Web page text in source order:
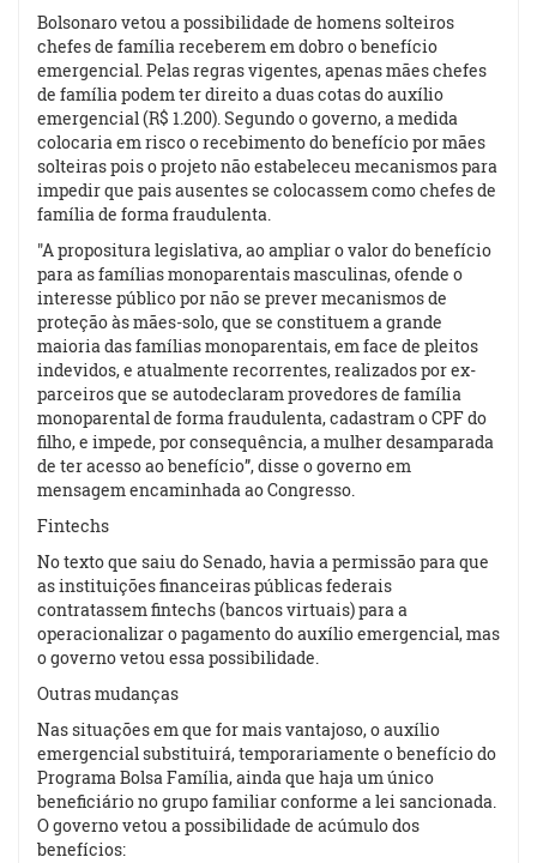
Bolsonaro vetou a possibilidade de homens solteiros
chefes de família receberem em dobro o benefício
emergencial. Pelas regras vigentes, apenas mães chefes
de família podem ter direito a duas cotas do auxílio
emergencial (R$ 1.200). Segundo o governo, a medida
colocaria em risco o recebimento do benefício por mães
solteiras pois oprojetonão estabeleceu mecanismos para
impedir que pais ausentes se colocassem como chefes de
família de forma fraudulenta.
"A propositura legislativa, ao ampliar o valor do benefício
para as famílias monoparentais masculinas, ofende o
interesse público por não se prever mecanismos de
proteção às mães-solo, que se constituem a grande
maioria das famílias monoparentais, em face de pleitos
indevidos, e atualmente recorrentes, realizados por ex-
parceiros que se autodeclaram provedores de família
monoparental de forma fraudulenta, cadastram o CPF do
filho, e impede, por consequência, a mulher desamparada
de ter acesso ao benefício”, disse o governo em
mensagem encaminhada ao Congresso.
Fintechs
No texto que saiu do Senado, havia a permissão para que
as instituições financeiras públicas federais
contratassem fintechs (bancos virtuais) para a
operacionalizar o pagamento do auxílio emergencial, mas
o governo vetou essa possibilidade.
Outras mudanças
Nas situações em que for mais vantajoso, o auxílio
emergencial substituirá, temporariamente o benefício do
Programa Bolsa Família, ainda que haja um único
beneficiário no grupo familiar conforme a lei sancionada.
O governo vetou a possibilidade de acúmulo dos
benefícios: